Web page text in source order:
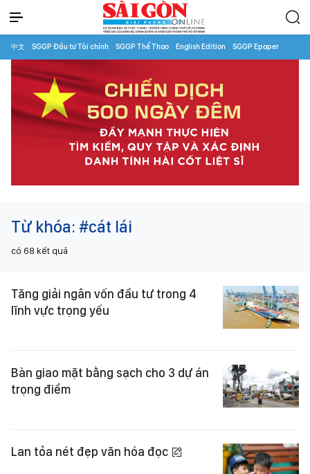
中文 SGGP Đầu tư Tài chính SGGP Thể Thao English Edition SGGP Epaper
Từ khóa: #cát lái
có 68 kết quả
Tăng giải ngân vốn đầu tư trong 4
lĩnh vực trọng yếu
Bàn giao mặt bằng sạch cho 3 dự án
trọng điểm
Lan tỏa nét đẹp văn hóa đọc